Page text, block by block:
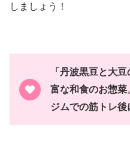
しましょう！
「丹波黒豆と大
富な和食のお惣菜
ジムでの筋トレ後